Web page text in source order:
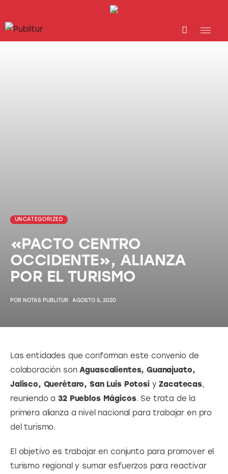
INICIO
UNCATEGORIZED
«PACTO CENTRO
OCCIDENTE», ALIANZA
POR EL TURISMO
POR NOTAS PUBLITUR AGOSTO 5, 2020
Las entidades que conforman este convenio de
colaboración son Aguascalientes, Guanajuato,
Jalisco, Querétaro, San Luis Potosí y Zacatecas,
reuniendo a 32 Pueblos Mágicos. Se trata de la
primera alianza a nivel nacional para trabajar en pro
del turismo.
El objetivo es trabajar en conjunto para promover el
turismo regional y sumar esfuerzos para reactivar